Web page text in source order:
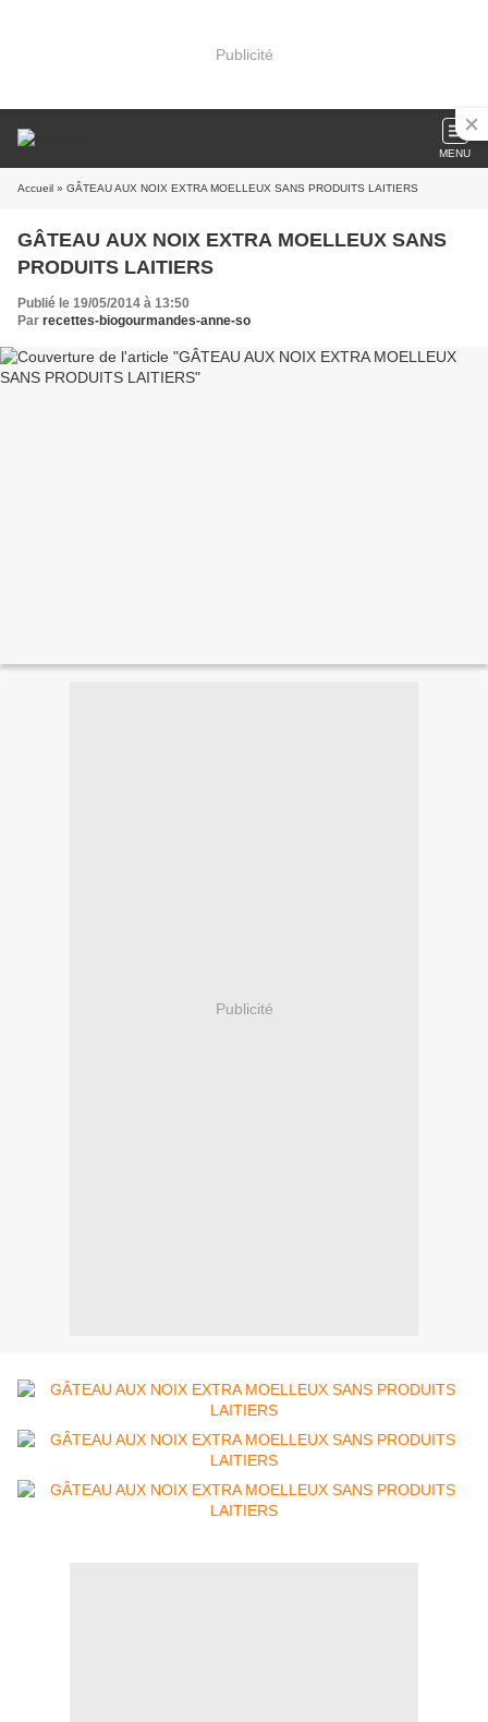
Publicité
MENU
Accueil » GÂTEAU AUX NOIX EXTRA MOELLEUX SANS PRODUITS LAITIERS
GÂTEAU AUX NOIX EXTRA MOELLEUX SANS
PRODUITS LAITIERS
Publié le 19/05/2014 à 13:50
Par recettes-biogourmandes-anne-so
Publicité